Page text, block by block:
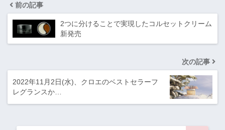
前の記事
2つに分けることで実現したコルセットクリーム
新発売
次の記事
2022年11月2日(水)、クロエのベストセラーフ
レグランスか…